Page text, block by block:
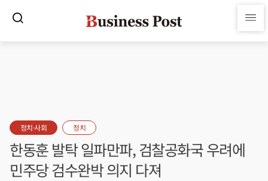
정치·사회 정치
한동훈 발탁 일파만파, 검찰공화국 우려에
민주당 검수완박 의지 다져